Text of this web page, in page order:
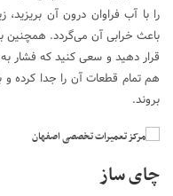
را با آب فراوان درون آن
باعث خرابی آن می‌گردد. همچنین
قرار دهید و سعی کنید که فشار
هم تمام قطعات آن را جدا کرده و
بروند.
چای ساز